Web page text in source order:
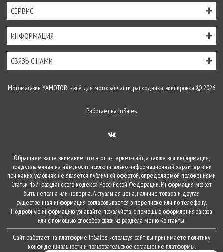
СЕРВИС
ИНФОРМАЦИЯ
СВЯЗЬ С НАМИ
Мотомагазин YAMOTORI - всё для мото: запчасти, расходники, экипировка 2026
Работает на InSales
Обращаем ваше внимание, что этот интернет-сайт, а также вся информация,
представленная на нём, носит исключительно информационный характер и ни
при каких условиях не является публичной офертой, определяемой положениями
Статьи 437 Гражданского кодекса Российской Федерации. Информация может
быть неполна или неверна. Актуальная цена, наличие товара и другая
существенная информация согласовывается в переписке или по телефону.
Подробную информацию узнавайте, пожалуйста, с помощью оформления заказа
или с помощью способов связи из раздела меню Контакты.
Сайт работает на платформе InSales, используя сайт вы принимаете политику
конфиденциальности и пользовательское соглашение платформы.